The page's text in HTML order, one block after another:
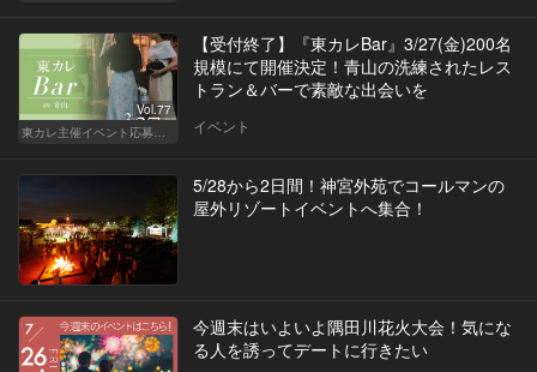
Vol.77
東カレ主催イベント応募詳細記事一覧
【受付終了】『東カレBar』3/27(金)200名
規模にて開催決定！青山の洗練されたレス
トラン＆バーで素敵な出会いを
イベント
5/28から2日間！神宮外苑でコールマンの
屋外リゾートイベントへ集合！
今週末はいよいよ隅田川花火大会！気にな
る人を誘ってデートに行きたい